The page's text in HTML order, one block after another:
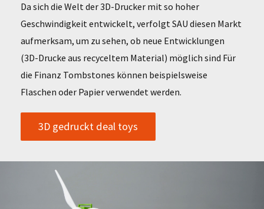
Da sich die Welt der 3D-Drucker mit so hoher
Geschwindigkeit entwickelt, verfolgt SAU diesen Markt
aufmerksam, um zu sehen, ob neue Entwicklungen
(3D-Drucke aus recyceltem Material) möglich sind Für
die Finanz Tombstones können beispielsweise
Flaschen oder Papier verwendet werden.
3D gedruckt deal toys